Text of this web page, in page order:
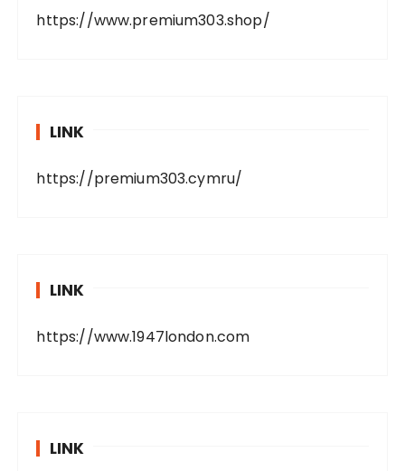
https://www.premium303.shop/
LINK
https://premium303.cymru/
LINK
https://www.1947london.com
LINK